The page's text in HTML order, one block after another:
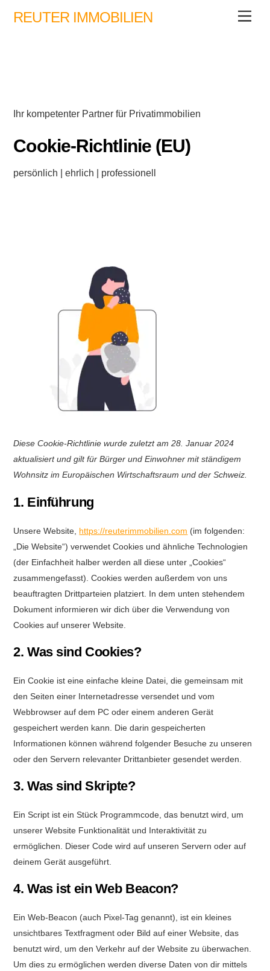
REUTER IMMOBILIEN
Ihr kompetenter Partner für Privatimmobilien
Cookie-Richtlinie (EU)
persönlich | ehrlich | professionell
Diese Cookie-Richtlinie wurde zuletzt am 28. Januar 2024
aktualisiert und gilt für Bürger und Einwohner mit ständigem
Wohnsitz im Europäischen Wirtschaftsraum und der Schweiz.
1. Einführung
Unsere Website, https://reuterimmobilien.com (im folgenden:
„Die Website“) verwendet Cookies und ähnliche Technologien
(der Einfachheit halber werden all diese unter „Cookies“
zusammengefasst). Cookies werden außerdem von uns
beauftragten Drittparteien platziert. In dem unten stehendem
Dokument informieren wir dich über die Verwendung von
Cookies auf unserer Website.
2. Was sind Cookies?
Ein Cookie ist eine einfache kleine Datei, die gemeinsam mit
den Seiten einer Internetadresse versendet und vom
Webbrowser auf dem PC oder einem anderen Gerät
gespeichert werden kann. Die darin gespeicherten
Informationen können während folgender Besuche zu unseren
oder den Servern relevanter Drittanbieter gesendet werden.
3. Was sind Skripte?
Ein Script ist ein Stück Programmcode, das benutzt wird, um
unserer Website Funktionalität und Interaktivität zu
ermöglichen. Dieser Code wird auf unseren Servern oder auf
deinem Gerät ausgeführt.
4. Was ist ein Web Beacon?
Ein Web-Beacon (auch Pixel-Tag genannt), ist ein kleines
unsichtbares Textfragment oder Bild auf einer Website, das
benutzt wird, um den Verkehr auf der Website zu überwachen.
Um dies zu ermöglichen werden diverse Daten von dir mittels